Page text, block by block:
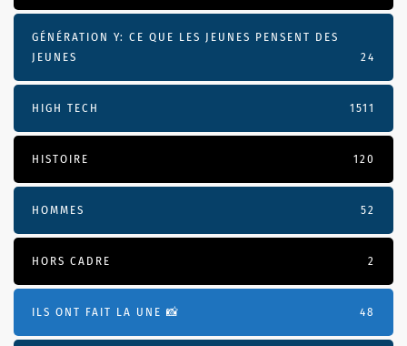
GÉNÉRATION Y: CE QUE LES JEUNES PENSENT DES
JEUNES
24
HIGH TECH 1511
HISTOIRE 120
HOMMES 52
HORS CADRE 2
ILS ONT FAIT LA UNE 📸 48